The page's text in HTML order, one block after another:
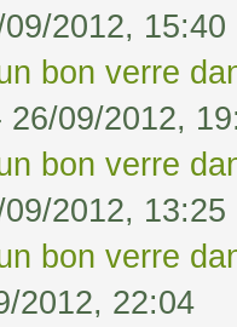
2012, 15:40
bon verre
26/09/2012,
bon verre
2012, 13:25
bon verre
2012, 22:04